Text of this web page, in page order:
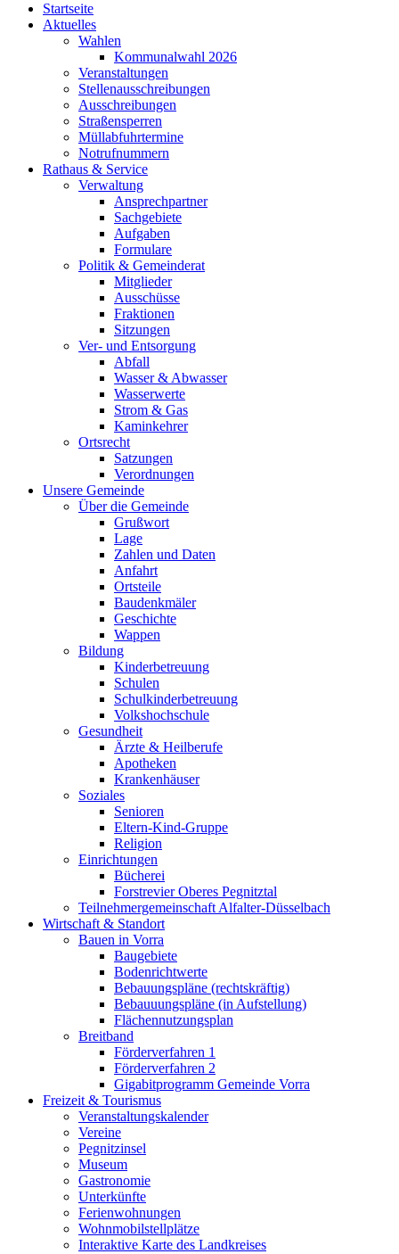
Startseite
Aktuelles
Wahlen
Kommunalwahl 2026
Veranstaltungen
Stellenausschreibungen
Ausschreibungen
Straßensperren
Müllabfuhrtermine
Notrufnummern
Rathaus & Service
Verwaltung
Ansprechpartner
Sachgebiete
Aufgaben
Formulare
Politik & Gemeinderat
Mitglieder
Ausschüsse
Fraktionen
Sitzungen
Ver- und Entsorgung
Abfall
Wasser & Abwasser
Wasserwerte
Strom & Gas
Kaminkehrer
Ortsrecht
Satzungen
Verordnungen
Unsere Gemeinde
Über die Gemeinde
Grußwort
Lage
Zahlen und Daten
Anfahrt
Ortsteile
Baudenkmäler
Geschichte
Wappen
Bildung
Kinderbetreuung
Schulen
Schulkinderbetreuung
Volkshochschule
Gesundheit
Ärzte & Heilberufe
Apotheken
Krankenhäuser
Soziales
Senioren
Eltern-Kind-Gruppe
Religion
Einrichtungen
Bücherei
Forstrevier Oberes Pegnitztal
Teilnehmergemeinschaft Alfalter-Düsselbach
Wirtschaft & Standort
Bauen in Vorra
Baugebiete
Bodenrichtwerte
Bebauungspläne (rechtskräftig)
Bebauuungspläne (in Aufstellung)
Flächennutzungsplan
Breitband
Förderverfahren 1
Förderverfahren 2
Gigabitprogramm Gemeinde Vorra
Freizeit & Tourismus
Veranstaltungskalender
Vereine
Pegnitzinsel
Museum
Gastronomie
Unterkünfte
Ferienwohnungen
Wohnmobilstellplätze
Interaktive Karte des Landkreises